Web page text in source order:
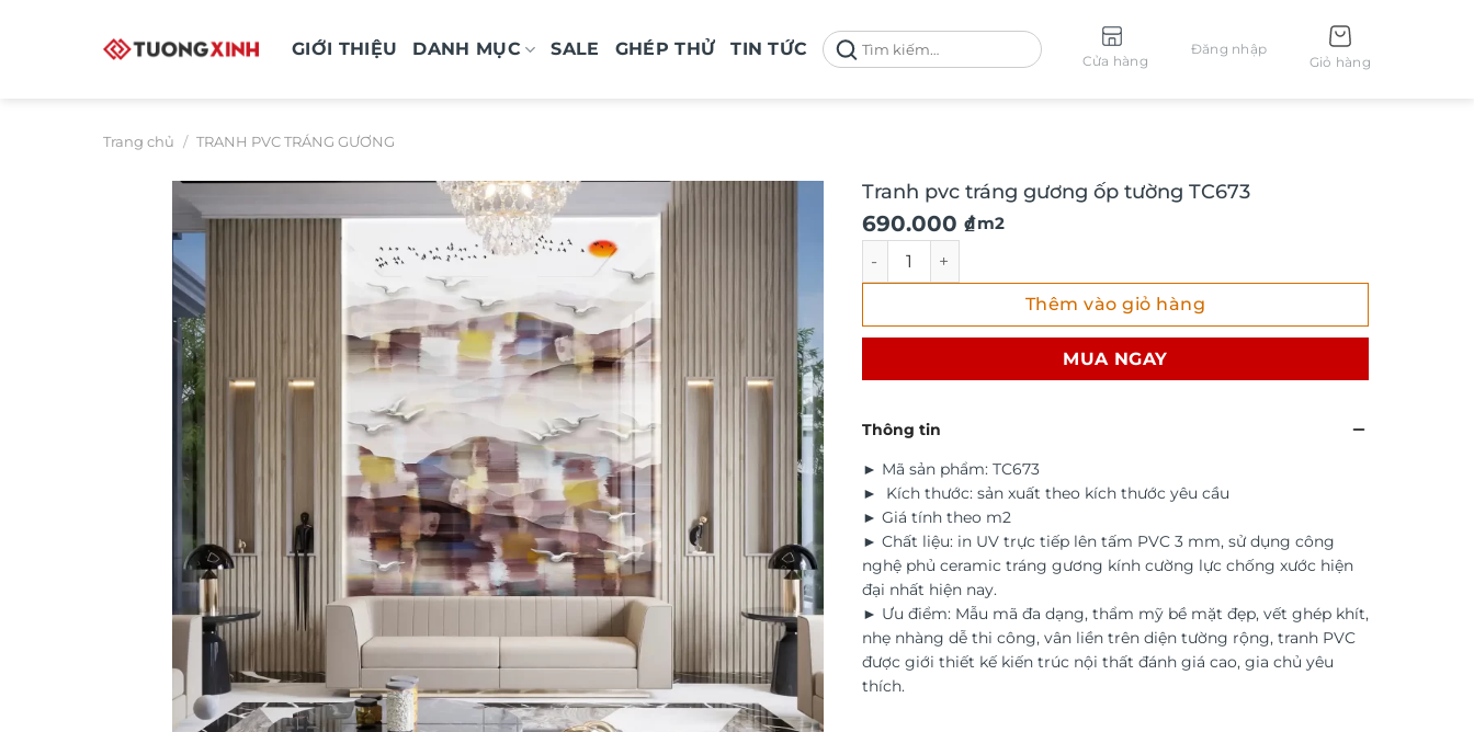
GIỚI THIỆU DANH MỤC SALE GHÉP THỬ TIN TỨC
Tìm
kiếm:
Cửa hàng
Đăng nhập
Giỏ hàng
Trang chủ / TRANH PVC TRÁNG GƯƠNG
Tranh pvc tráng gương ốp tường TC673
690.000 ₫
/ m2
Tranh pvc tráng gương ốp tường TC673 số lượng
Thêm vào giỏ hàng
MUA NGAY
Thông tin
► Mã sản phẩm: TC673
► Kích thước: sản xuất theo kích thước yêu cầu
► Giá tính theo m2
► Chất liệu: in UV trực tiếp lên tấm PVC 3 mm, sử dụng công
nghệ phủ ceramic tráng gương kính cường lực chống xước hiện
đại nhất hiện nay.
► Ưu điểm: Mẫu mã đa dạng, thẩm mỹ bề mặt đẹp, vết ghép khít,
nhẹ nhàng dễ thi công, vân liền trên diện tường rộng, tranh PVC
được giới thiết kế kiến trúc nội thất đánh giá cao, gia chủ yêu
thích.